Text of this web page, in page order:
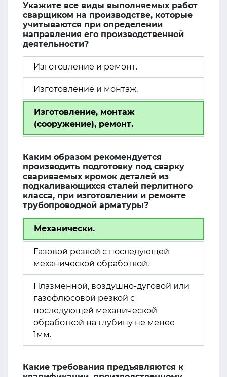
Укажите все виды выполняемых работ
сварщиком на производстве, которые
учитываются при определении
направления его производственной
деятельности?
Изготовление и ремонт.
Изготовление и монтаж.
Изготовление, монтаж
(сооружение), ремонт.
Каким образом рекомендуется
производить подготовку под сварку
свариваемых кромок деталей из
подкаливающихся сталей перлитного
класса, при изготовлении и ремонте
трубопроводной арматуры?
Механически.
Газовой резкой с последующей
механической обработкой.
Плазменной, воздушно-дуговой или
газофлюсовой резкой с
последующей механической
обработкой на глубину не менее
1мм.
Какие требования предъявляются к